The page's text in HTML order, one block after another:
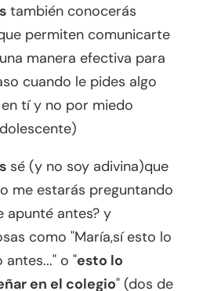
también conocerás
permiten comunicarte
manera efectiva para
cuando le pides algo
tí y no por miedo
sé (y no soy adivina)que
me estarás preguntando
apunté antes? y
como "María,sí esto lo
o "esto lo
en el colegio" (dos de